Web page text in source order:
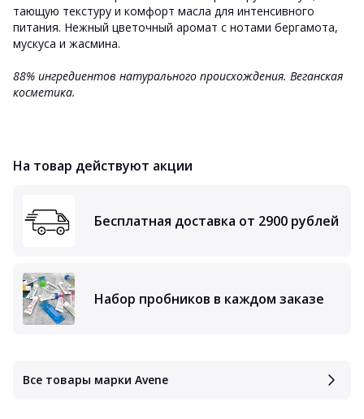
тающую текстуру и комфорт масла для интенсивного
питания. Нежный цветочный аромат с нотами бергамота,
мускуса и жасмина.
88% ингредиентов натурального происхождения. Веганская
косметика.
На товар действуют акции
Бесплатная доставка от 2900 рублей
Набор пробников в каждом заказе
Все товары марки Avene